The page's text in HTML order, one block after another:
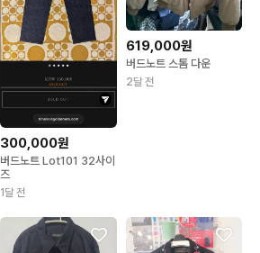
300,000원
버드노트 Lot101 32사이
즈
1달 전
619,000원
버드노트 스톰 다운
2달 전